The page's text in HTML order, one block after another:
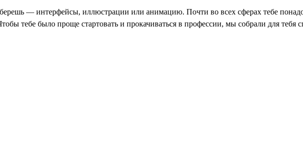
— интерфейсы, иллюстрации или анимацию. Почти во всех сферах тебе
тебе было проще стартовать и прокачиваться в профессии, мы собрали для тебя